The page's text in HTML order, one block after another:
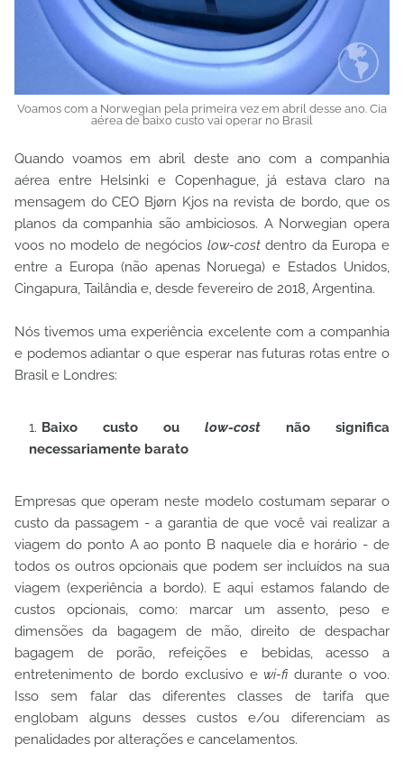
Voamos com a Norwegian pela primeira vez em abril desse ano. Cia
aérea de baixo custo vai operar no Brasil
Quando voamos em abril deste ano com a companhia
aérea entre Helsinki e Copenhague, já estava claro na
mensagem do CEO Bjørn Kjos na revista de bordo, que os
planos da companhia são ambiciosos. A Norwegian opera
voos no modelo de negócios low-costdentro da Europa e
entre a Europa (não apenas Noruega) e Estados Unidos,
Cingapura, Tailândia e, desde fevereiro de 2018, Argentina.
Nós tivemos uma experiência excelente com a companhia
e podemos adiantar o que esperar nas futuras rotas entre o
Brasil e Londres:
Baixo custo ou low-cost não significa
necessariamente barato
Empresas que operam neste modelo costumam separar o
custo da passagem - a garantia de que você vai realizar a
viagem do ponto A ao ponto B naquele dia e horário - de
todos os outros opcionais que podem ser incluídos na sua
viagem (experiência a bordo). E aqui estamos falando de
custos opcionais, como: marcar um assento, peso e
dimensões da bagagem de mão, direito de despachar
bagagem de porão, refeições e bebidas, acesso a
entretenimento de bordo exclusivo ewi-fidurante o voo.
Isso sem falar das diferentes classes de tarifa que
englobam alguns desses custos e/ou diferenciam as
penalidades por alterações e cancelamentos.